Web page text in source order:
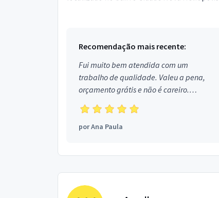
Recomendação mais recente:
Fui muito bem atendida com um
trabalho de qualidade. Valeu a pena,
orçamento grátis e não é careiro.
Obrigada!
porAna Paula